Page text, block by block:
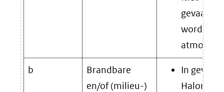
worden
b
Brandbare
en/of (milieu-)
In geval
Halonen,